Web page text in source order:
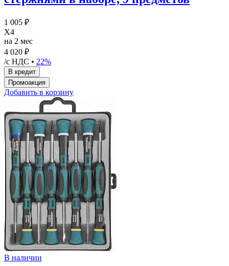
1 005 ₽
X4
на 2 мес
4 020 ₽
/с НДС • 22%
Добавить в корзину
В наличии